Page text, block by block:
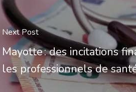
Next Post
Mayotte : des incitations
les professionnels de